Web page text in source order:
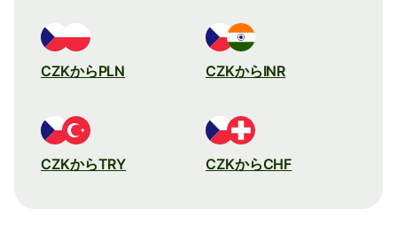
CZKからPLN CZKからINR
CZKからTRY CZKからCHF